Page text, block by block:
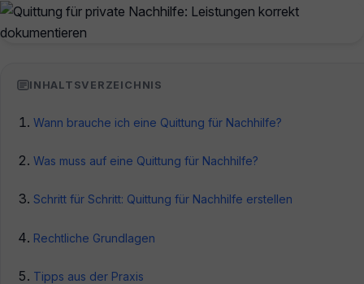
INHALTSVERZEICHNIS
Wann brauche ich eine Quittung für Nachhilfe?
Was muss auf eine Quittung für Nachhilfe?
Schritt für Schritt: Quittung für Nachhilfe erstellen
Rechtliche Grundlagen
Tipps aus der Praxis